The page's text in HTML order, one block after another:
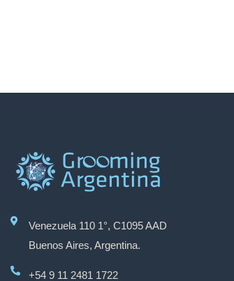
Venezuela 110 1°, C1095 AAD
Buenos Aires, Argentina.
+54 9 11 2481 1722